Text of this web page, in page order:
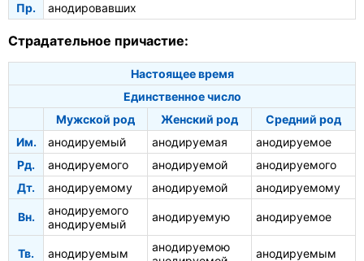
Пр.
анодировавших
Страдательное причастие:
Настоящее время
Единственное число
Мужской род
Женский род
Средний род
Им.
анодируемый анодируемая
анодируемое
Рд.
анодируемого анодируемой
анодируемого
Дт.
анодируемому анодируемой анодируемому
Вн.
анодируемого
анодируемый
анодируемую анодируемое
Тв. анодируемым
анодируемою
анодируемым